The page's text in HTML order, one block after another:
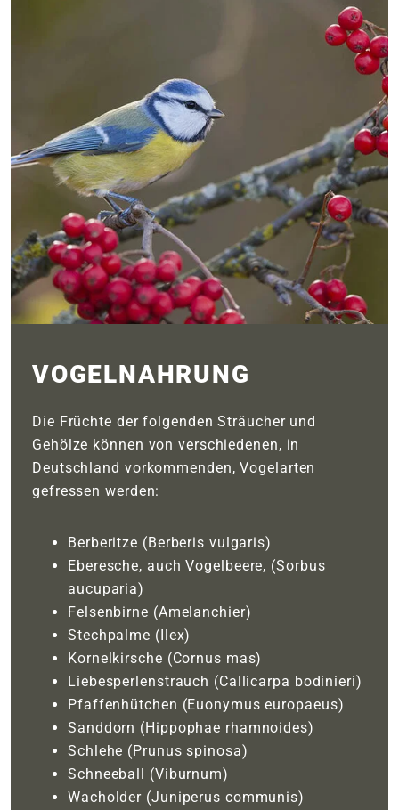
VOGELNAHRUNG
Die Früchte der folgenden Sträucher und
Gehölze können von verschiedenen, in
Deutschland vorkommenden, Vogelarten
gefressen werden:
Berberitze (Berberis vulgaris)
Eberesche, auch Vogelbeere, (Sorbus
aucuparia)
Felsenbirne (Amelanchier)
Stechpalme (Ilex)
Kornelkirsche (Cornus mas)
Liebesperlenstrauch (Callicarpa bodinieri)
Pfaffenhütchen (Euonymus europaeus)
Sanddorn (Hippophae rhamnoides)
Schlehe (Prunus spinosa)
Schneeball (Viburnum)
Wacholder (Juniperus communis)